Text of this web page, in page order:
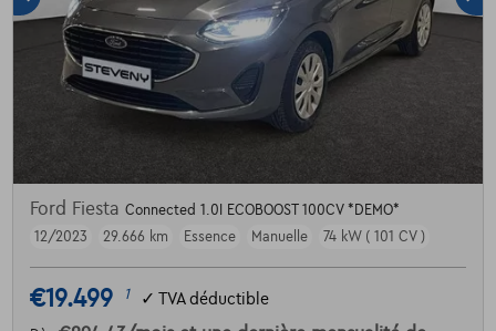
Ford Fiesta Connected 1.0I ECOBOOST 100CV *DEMO*
12/2023
29.666 km Essence Manuelle 74 kW ( 101 CV )
€19.499 1 ✓ TVA déductible